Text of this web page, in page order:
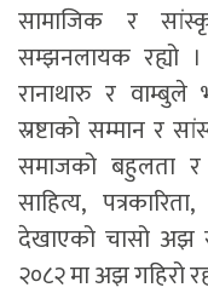
सामाजिक र
सम्झनलायक रह्यो ।
रानाथारु र
स्रष्टाको सम्मान र
समाजको बहुलता र
साहित्य,
देखाएको चासो अझ
२०८२ मा अझ गहिरो